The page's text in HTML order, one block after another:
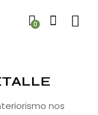
0
nos